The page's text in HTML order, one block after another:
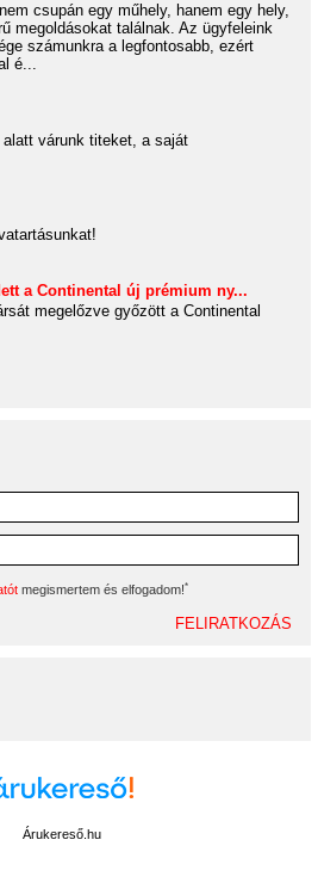
csupán egy műhely, hanem egy hely,
megoldásokat találnak. Az ügyfeleink
számunkra a legfontosabb, ezért
é...
várunk titeket, a saját
a Continental új prémium ny...
megelőzve győzött a Continental
megismertem és elfogadom!*
Árukereső.hu